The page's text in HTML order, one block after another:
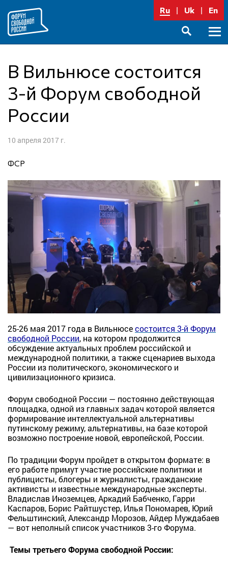
содержимому
Ru Uk En
В Вильнюсе состоится
3-й Форум свободной
России
10 апреля 2017 г.
ФСР
25-26 мая 2017 года в Вильнюсесостоится 3-й Форум
свободной России, на котором продолжится
обсуждение актуальных проблем российской и
международной политики, а также сценариев выхода
России из политического, экономического и
цивилизационного кризиса.
Форум свободной России — постоянно действующая
площадка, одной из главных задач которой является
формирование интеллектуальной альтернативы
путинскому режиму, альтернативы, на базе которой
возможно построение новой, европейской, России.
По традиции Форум пройдет в открытом формате: в
его работе примут участие российские политики и
публицисты, блогеры и журналисты, гражданские
активисты и известные международные эксперты.
Владислав Иноземцев, Аркадий Бабченко, Гарри
Каспаров, Борис Райтшустер, Илья Пономарев, Юрий
Фельштинский, Александр Морозов, Айдер Муждабаев
— вот неполный список участников 3-го Форума.
Темы третьего Форума свободной России: